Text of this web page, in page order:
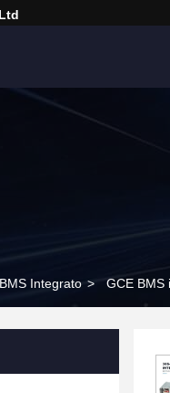
BMS Integrato > GCE BMS